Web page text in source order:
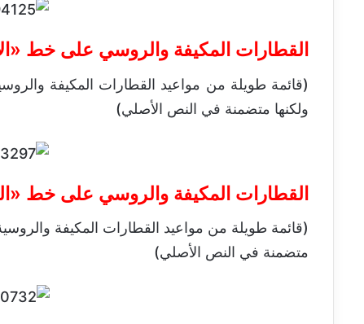
القطارات المكيفة والروسي على خط
(قائمة طويلة من مواعيد القطارات المكيفة
ولكنها متضمنة في النص الأصلي)
القطارات المكيفة والروسي على خط
(قائمة طويلة من مواعيد القطارات المكيفة
متضمنة في النص الأصلي)